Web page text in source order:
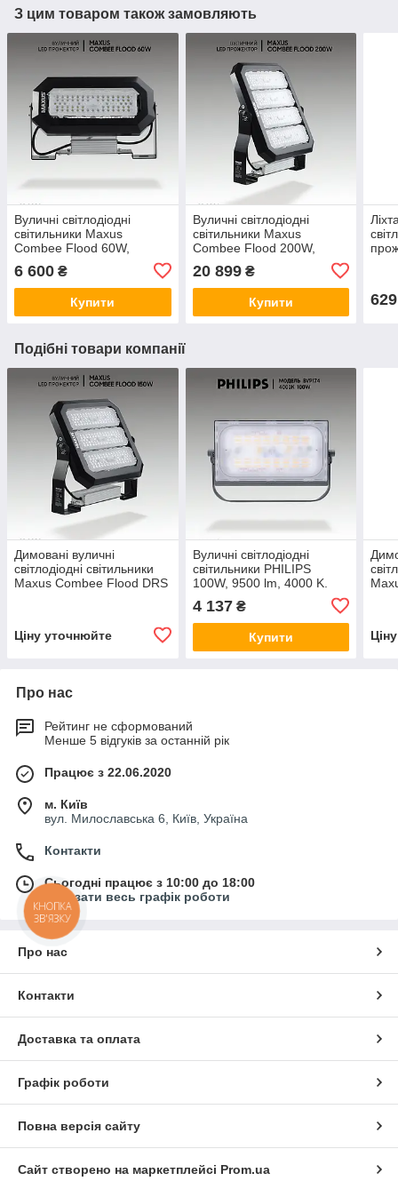
З цим товаром також замовляють
Вуличні світлодіодні
світильники Maxus
Combee Flood 60W,
8100Lm, IP67. Прожектор
вуличний. Ліхтар вуличний
6 600 ₴
Купити
Вуличні світлодіодні
світильники Maxus
Combee Flood 200W,
вуличний світлодіодний
20 899₴
Купити 629
Подібні товари компанії
Димовані вуличні
світлодіодні світильники
Maxus Combee Flood DRS
Ціну уточнюйте
Вуличні світлодіодні
світильники PHILIPS
100W, 9500 lm, 4000 K.
Ліхтар вуличний
світлодіодний.
4 137₴
Купити
Про нас
Рейтинг не сформований
Менше 5 відгуків за останній рік
Працює з 22.06.2020
м. Київ
вул. Милославська 6, Київ, Україна
Контакти
Сьогодні працює з 10:00 до 18:00
Показати весь графік роботи
Про нас
Контакти
Доставка та оплата
Графік роботи
Повна версія сайту
Сайт створено на маркетплейсі Prom.ua
КНОПКА
ЗВ'ЯЗКУ